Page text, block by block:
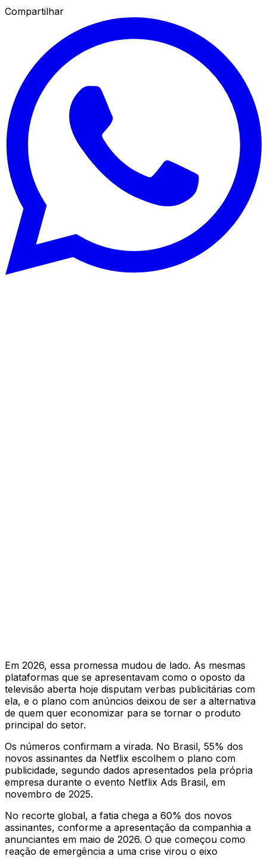
Compartilhar
Em 2026, essa promessa mudou de lado. As mesmas
plataformas que se apresentavam como o oposto da
televisão aberta hoje disputam verbas publicitárias com
ela, e o plano com anúncios deixou de ser a alternativa
de quem quer economizar para se tornar o produto
principal do setor.
Os números confirmam a virada. No Brasil, 55% dos
novos assinantes da Netflix escolhem o plano com
publicidade, segundo dados apresentados pela própria
empresa durante o evento Netflix Ads Brasil, em
novembro de 2025.
No recorte global, a fatia chega a 60% dos novos
assinantes, conforme a apresentação da companhia a
anunciantes em maio de 2026. O que começou como
reação de emergência a uma crise virou o eixo